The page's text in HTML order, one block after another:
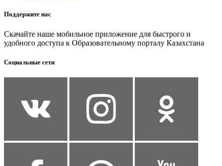
Поддержите нас
Скачайте наше мобильное приложение для быстрого и
удобного доступа к Образовательному порталу Казахстана
Социальные сети